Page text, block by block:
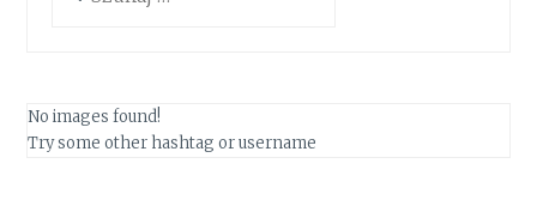
No images found!
Try some other hashtag or username